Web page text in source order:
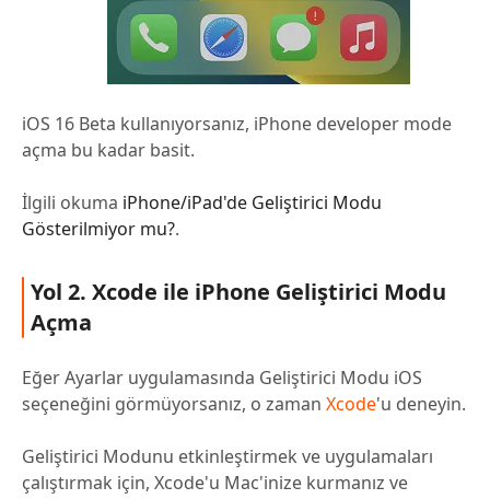
iOS 16 Beta kullanıyorsanız, iPhone developer mode
açma bu kadar basit.
İlgili okuma iPhone/iPad'de Geliştirici Modu
Gösterilmiyor mu?.
Yol 2. Xcode ile iPhone Geliştirici Modu
Açma
Eğer Ayarlar uygulamasında Geliştirici Modu iOS
seçeneğini görmüyorsanız, o zaman Xcode'u deneyin.
Geliştirici Modunu etkinleştirmek ve uygulamaları
çalıştırmak için, Xcode'u Mac'inize kurmanız ve